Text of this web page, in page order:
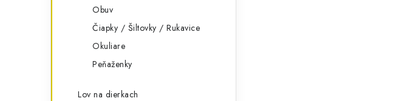
Obuv
Čiapky / Šiltovky / Rukavice
Okuliare
Peňaženky
Lov na dierkach